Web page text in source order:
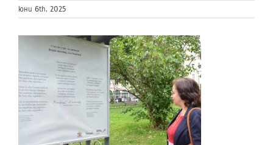
юни 6th, 2025